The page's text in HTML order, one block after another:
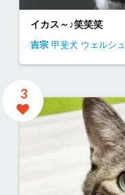
イカス～♪笑笑笑
吉宗 甲斐犬 ウェルシ
3